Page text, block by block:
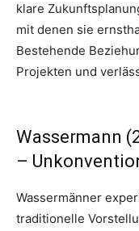
klare
mit denen sie
Bestehende
Projekten und
Wassermann
–
Wassermänner
traditionelle